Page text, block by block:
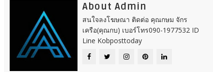
About Admin
สนใจลงโฆษณา ติดต่อ คุณกษม จักร
เครือ(คุณกบ) เบอร์โทร090-1977532 ID
Line Kobposttoday